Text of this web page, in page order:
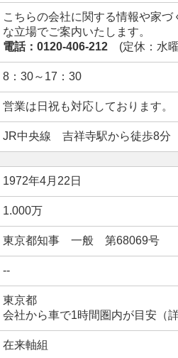
こちらの会社に関する情報や家
な立場でご案内いたします。
電話：0120-406-212 (定休：水
8：30～17：30
営業は日祝も対応しております。
JR中央線 吉祥寺駅から徒歩8分
1972年4月22日
1.000万
東京都知事 一般 第68069号
--
東京都
会社から車で1時間圏内が目安（
在来軸組